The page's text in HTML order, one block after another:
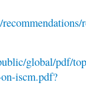
global/pdf/
iscm.pdf?